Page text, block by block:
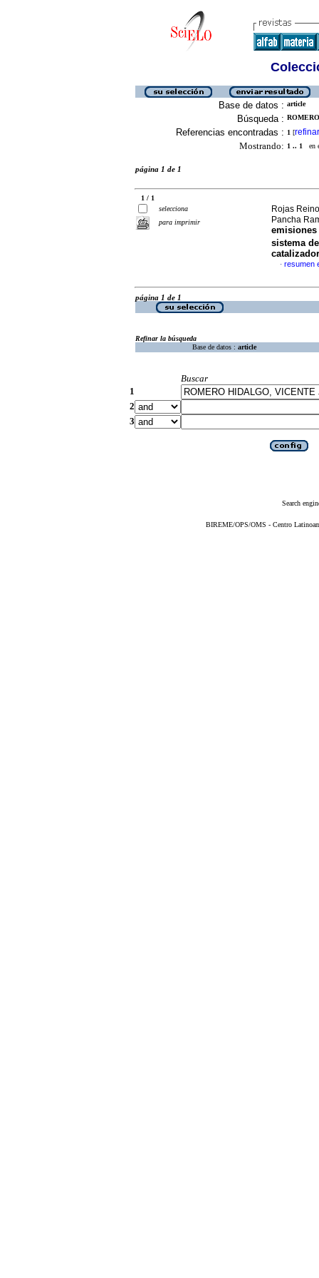
Base de datos : article
Búsqueda :
Referencias encontradas : 1 [refinar
Mostrando: 1 .. 1 en
página 1 de 1
1 / 1
selecciona
para imprimir
Rojas
Pancha
emisiones
sistema
catalizador
· resumen
página 1 de 1
Refinar la búsqueda
Base de datos : article
Buscar
1
2
3
Search
BIREME/OPS/OMS - Centro